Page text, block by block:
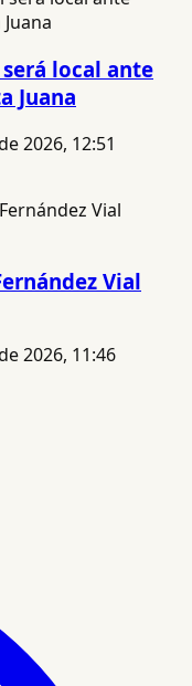
local ante
Juana
2026, 12:51
Vial
2026, 11:46